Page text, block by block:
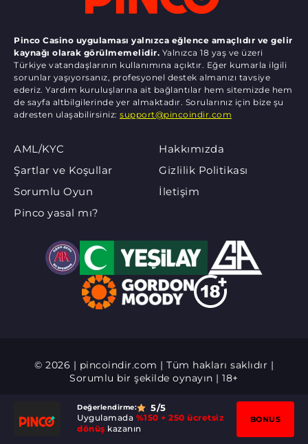
Değerlendirme: 5/5
Uygulamada %150 + 250 ücretsiz
dönüş kazanın
BONUS
Pinco Casino uygulaması yalnızca eğlence amaçlıdır ve gelir
kaynağı olarak görülmemelidir. Yalnızca 18 yaş ve üzeri
Türkiye vatandaşlarının kullanımına açıktır. Eğer kumarla ilgili
sorunlar yaşıyorsanız, profesyonel destek almanızı tavsiye
ederiz. Yardım kuruluşlarına ait bağlantılar hem sitemizde hem
de sayfa altbilgilerinde yer almaktadır. Sorularınız için bize şu
adresten ulaşabilirsiniz: support@pincoindir.com
AML/KYC
Şartlar ve Koşullar
Sorumlu Oyun
Pinco yasal mı?
Hakkımızda
Gizlilik Politikası
İletişim
© 2026 | pincoindir.com | Tüm hakları saklıdır |
Sorumlu bir şekilde oynayın | 18+